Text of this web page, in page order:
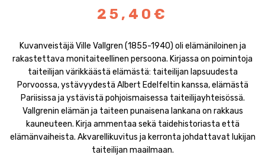
25,40€
Kuvanveistäjä Ville Vallgren (1855-1940) oli elämäniloinen ja
rakastettava monitaiteellinen persoona. Kirjassa on poimintoja
taiteilijan värikkäästä elämästä: taiteilijan lapsuudesta
Porvoossa, ystävyydestä Albert Edelfeltin kanssa, elämästä
Pariisissa ja ystävistä pohjoismaisessa taiteilijayhteisössä.
Vallgrenin elämän ja taiteen punaisena lankana on rakkaus
kauneuteen. Kirja ammentaa sekä taidehistoriasta että
elämänvaiheista. Akvarellikuvitus ja kerronta johdattavat lukijan
taiteilijan maailmaan.